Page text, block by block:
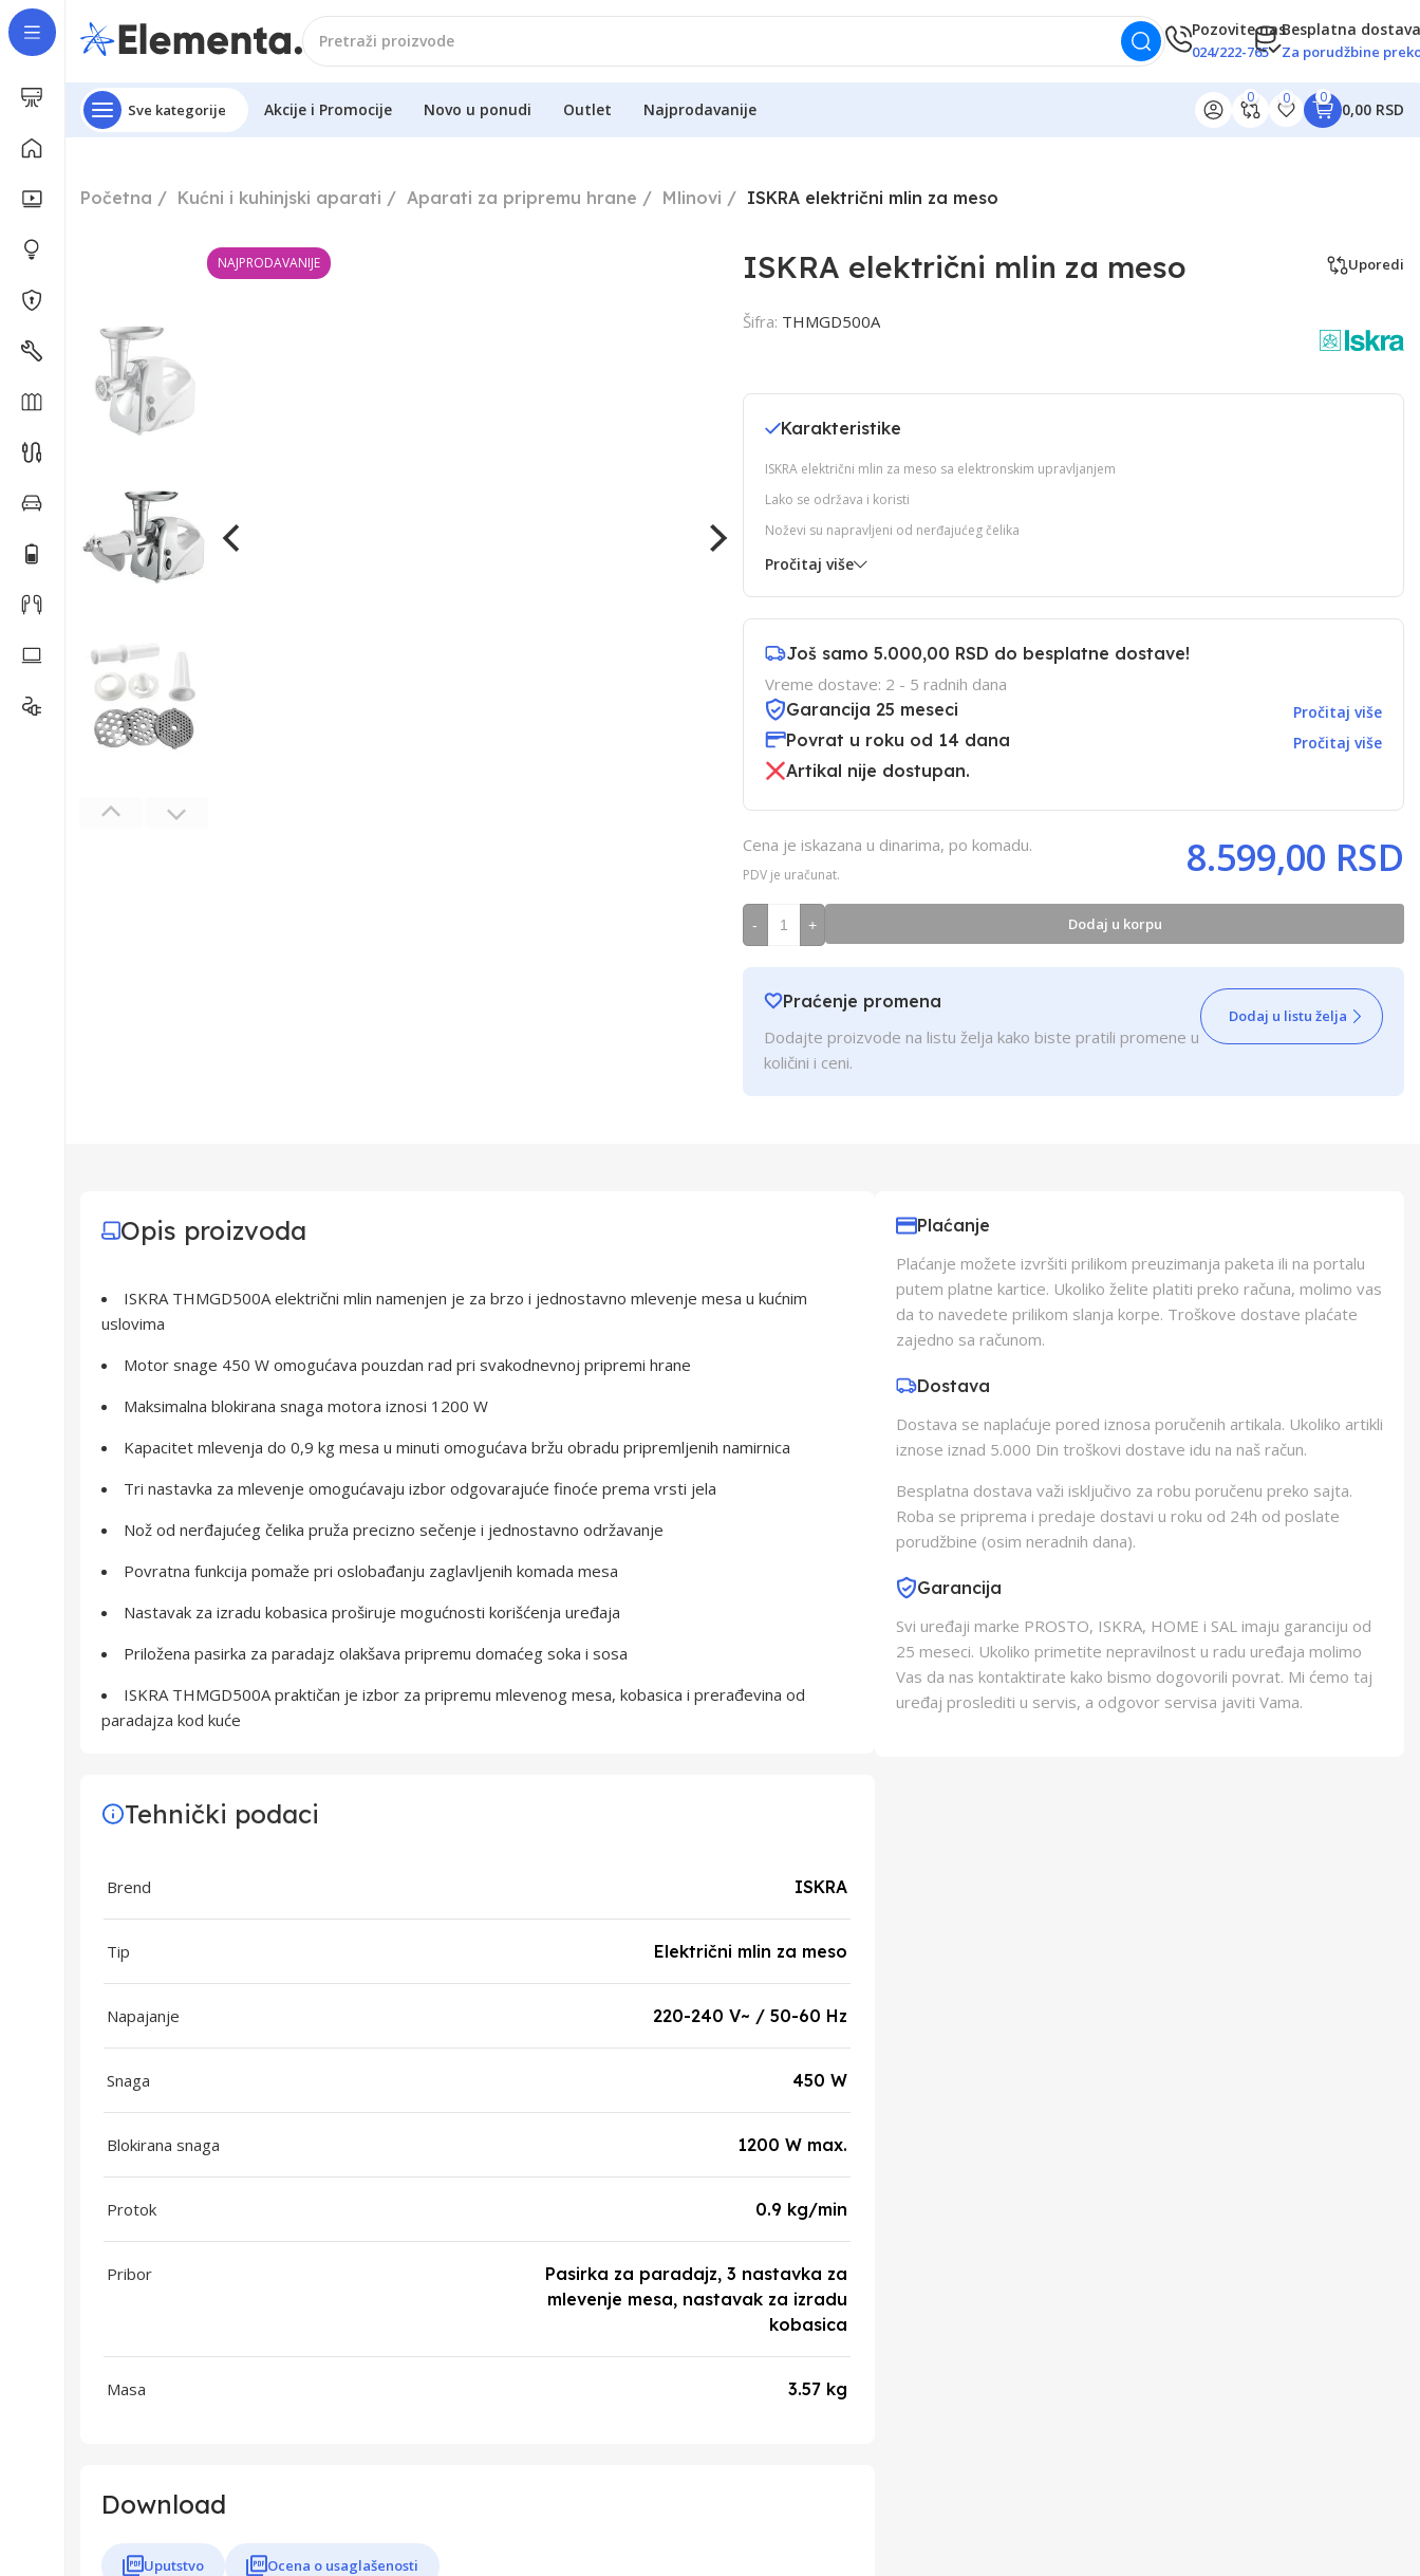
Pozovite nas
024/222-765
Besplatna
Za porudžbine
Sve kategorije Akcije i Promocije Novo u ponudi Outlet Najprodavanije
0 0 0
0,00 RSD
Početna Kućni i kuhinjski aparati Aparati za pripremu hrane Mlinovi ISKRA električni mlin za meso
NAJPRODAVANIJE ISKRA električni mlin za meso Uporedi
Šifra: THMGD500A
Karakteristike
ISKRA električni mlin za meso sa elektronskim upravljanjem
Lako se održava i koristi
Noževi su napravljeni od nerđajućeg čelika
Pročitaj više
Još samo 5.000,00 RSD do besplatne dostave!
Vreme dostave: 2 - 5 radnih dana
Garancija 25 meseci
Pročitaj više
Povrat u roku od 14 dana Pročitaj više
Artikal nije dostupan.
Cena je iskazana u dinarima, po komadu.
PDV je uračunat. 8.599,00 RSD
- + Dodaj u korpu
Praćenje promena
Dodajte proizvode na listu želja kako biste pratili promene u
količini i ceni.
Dodaj u listu želja
Opis proizvoda
ISKRA THMGD500A električni mlin namenjen je za brzo i jednostavno mlevenje mesa u kućnim
uslovima
Motor snage 450 W omogućava pouzdan rad pri svakodnevnoj pripremi hrane
Maksimalna blokirana snaga motora iznosi 1200 W
Kapacitet mlevenja do 0,9 kg mesa u minuti omogućava bržu obradu pripremljenih namirnica
Tri nastavka za mlevenje omogućavaju izbor odgovarajuće finoće prema vrsti jela
Nož od nerđajućeg čelika pruža precizno sečenje i jednostavno održavanje
Povratna funkcija pomaže pri oslobađanju zaglavljenih komada mesa
Nastavak za izradu kobasica proširuje mogućnosti korišćenja uređaja
Priložena pasirka za paradajz olakšava pripremu domaćeg soka i sosa
ISKRA THMGD500A praktičan je izbor za pripremu mlevenog mesa, kobasica i prerađevina od
paradajza kod kuće
Tehnički podaci
Brend ISKRA
Tip Električni mlin za meso
Napajanje 220-240 V~ / 50-60 Hz
Snaga 450 W
Blokirana snaga 1200 W max.
Protok 0.9 kg/min
Pribor
Pasirka za paradajz, 3 nastavka za
mlevenje mesa, nastavak za izradu
kobasica
Masa 3.57 kg
Download
Uputstvo Ocena o usaglašenosti
Plaćanje
Plaćanje možete izvršiti prilikom preuzimanja paketa ili na portalu
putem platne kartice. Ukoliko želite platiti preko računa, molimo vas
da to navedete prilikom slanja korpe. Troškove dostave plaćate
zajedno sa računom.
Dostava
Dostava se naplaćuje pored iznosa poručenih artikala. Ukoliko artikli
iznose iznad 5.000 Din troškovi dostave idu na naš račun.
Besplatna dostava važi isključivo za robu poručenu preko sajta.
Roba se priprema i predaje dostavi u roku od 24h od poslate
porudžbine (osim neradnih dana).
Garancija
Svi uređaji marke PROSTO, ISKRA, HOME i SAL imaju garanciju od
25 meseci. Ukoliko primetite nepravilnost u radu uređaja molimo
Vas da nas kontaktirate kako bismo dogovorili povrat. Mi ćemo taj
uređaj proslediti u servis, a odgovor servisa javiti Vama.